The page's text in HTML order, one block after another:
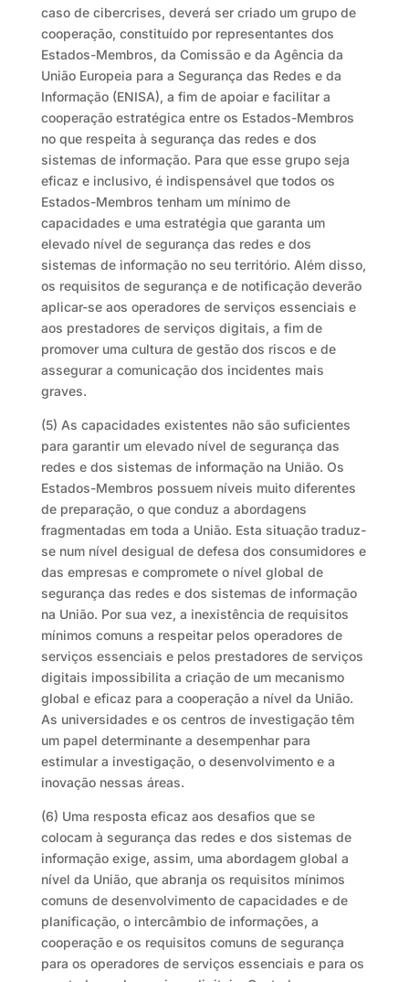
caso de cibercrises, deverá ser criado um grupo de
cooperação, constituído por representantes dos
Estados-Membros, da Comissão e da Agência da
União Europeia para a Segurança das Redes e da
Informação (ENISA), a fim de apoiar e facilitar a
cooperação estratégica entre os Estados-Membros
no que respeita à segurança das redes e dos
sistemas de informação. Para que esse grupo seja
eficaz e inclusivo, é indispensável que todos os
Estados-Membros tenham um mínimo de
capacidades e uma estratégia que garanta um
elevado nível de segurança das redes e dos
sistemas de informação no seu território. Além disso,
os requisitos de segurança e de notificação deverão
aplicar-se aos operadores de serviços essenciais e
aos prestadores de serviços digitais, a fim de
promover uma cultura de gestão dos riscos e de
assegurar a comunicação dos incidentes mais
graves.
(5) As capacidades existentes não são suficientes
para garantir um elevado nível de segurança das
redes e dos sistemas de informação na União. Os
Estados-Membros possuem níveis muito diferentes
de preparação, o que conduz a abordagens
fragmentadas em toda a União. Esta situação traduz-
se num nível desigual de defesa dos consumidores e
das empresas e compromete o nível global de
segurança das redes e dos sistemas de informação
na União. Por sua vez, a inexistência de requisitos
mínimos comuns a respeitar pelos operadores de
serviços essenciais e pelos prestadores de serviços
digitais impossibilita a criação de um mecanismo
global e eficaz para a cooperação a nível da União.
As universidades e os centros de investigação têm
um papel determinante a desempenhar para
estimular a investigação, o desenvolvimento e a
inovação nessas áreas.
(6) Uma resposta eficaz aos desafios que se
colocam à segurança das redes e dos sistemas de
informação exige, assim, uma abordagem global a
nível da União, que abranja os requisitos mínimos
comuns de desenvolvimento de capacidades e de
planificação, o intercâmbio de informações, a
cooperação e os requisitos comuns de segurança
para os operadores de serviços essenciais e para os